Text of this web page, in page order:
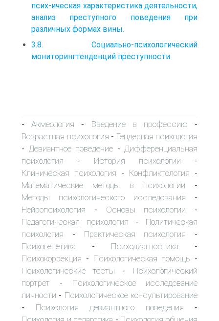
псих-ическая характеристика деятельности,
анализ преступного поведения при
различных формах вины.
3.8. Социально-психологический
мониторингтенденций преступности
-Акмеология - Введение в профессию -
Возрастная психология - Гендерная психология
- Девиантное поведение - Дифференциальная
психология - История психологии -
Клиническая психология - Конфликтология -
Математические методы в психологии -
Методы психологического исследования -
Нейропсихология - Основы психологии -
Педагогическая психология - Политическая
психология - Практическая психология -
Психогенетика - Психодиагностика -
Психокоррекция - Психологическая помощь -
Психологические тесты - Психологический
портрет - Психологическое исследование
личности - Психологическое консультирование
- Психология девиантного поведения -